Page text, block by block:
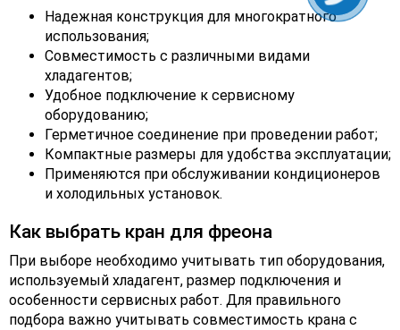
Надежная конструкция для многократного
использования;
Совместимость с различными видами
хладагентов;
Удобное подключение к сервисному
оборудованию;
Герметичное соединение при проведении работ;
Компактные размеры для удобства эксплуатации;
Применяются при обслуживании кондиционеров
и холодильных установок.
Как выбрать кран для фреона
При выборе необходимо учитывать тип оборудования,
используемый хладагент, размер подключения и
особенности сервисных работ. Для правильного
подбора важно учитывать совместимость крана с